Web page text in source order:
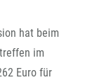
hat beim
im
Euro für